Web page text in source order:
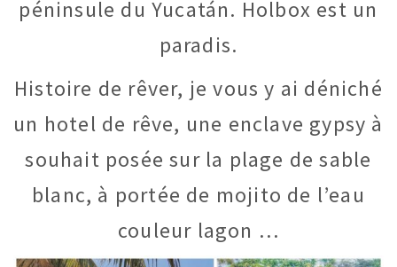
péninsule du Yucatán. Holbox est un
paradis.
Histoire de rêver, je vous y ai déniché
un hotel de rêve, une enclave gypsy à
souhait posée sur la plage de sable
blanc, à portée de mojito de l’eau
couleur lagon …